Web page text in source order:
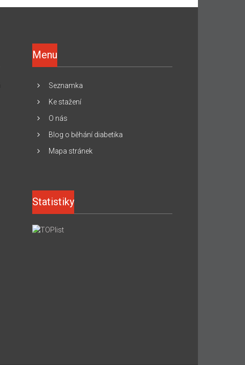
Menu
Seznamka
Ke stažení
O nás
Blog o běhání diabetika
Mapa stránek
Statistiky